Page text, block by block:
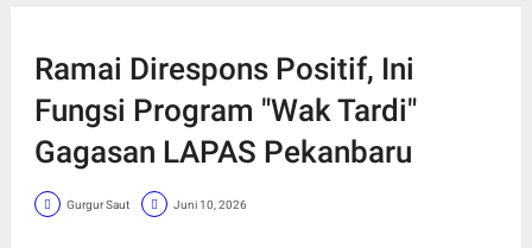
Ramai Direspons Positif, Ini
Fungsi Program "Wak Tardi"
Gagasan LAPAS Pekanbaru
Gurgur Saut Juni 10, 2026